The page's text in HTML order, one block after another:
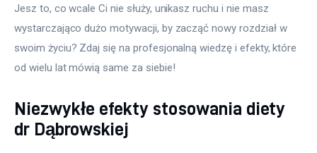
Jesz to, co wcale Ci nie służy, unikasz ruchu i nie masz
wystarczająco dużo motywacji, by zacząć nowy rozdział w
swoim życiu? Zdaj się na profesjonalną wiedzę i efekty, które
od wielu lat mówią same za siebie!
Niezwykłe efekty stosowania diety
dr Dąbrowskiej